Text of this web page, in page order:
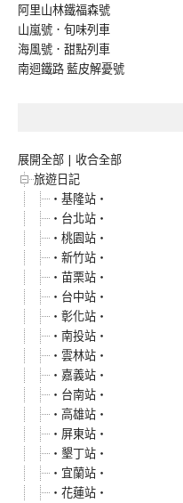
阿里山林鐵福森號
山嵐號．旬味列車
海風號．甜點列車
南迴鐵路 藍皮解憂號
展開全部 | 收合全部
旅遊日記
‧基隆站‧
‧台北站‧
‧桃園站‧
‧新竹站‧
‧苗栗站‧
‧台中站‧
‧彰化站‧
‧南投站‧
‧雲林站‧
‧嘉義站‧
‧台南站‧
‧高雄站‧
‧屏東站‧
‧墾丁站‧
‧宜蘭站‧
‧花蓮站‧